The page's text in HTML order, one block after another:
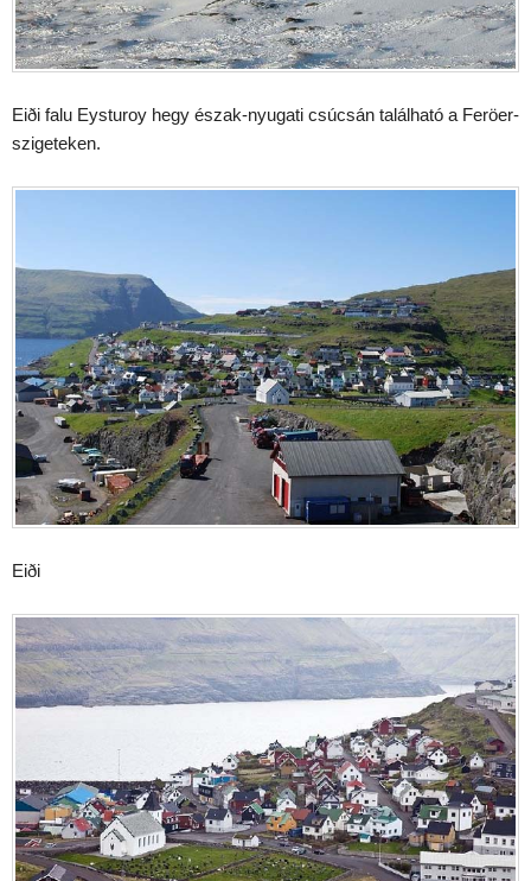
Eiði falu Eysturoy hegy észak-nyugati csúcsán található a Feröer-
szigeteken.
Eiði